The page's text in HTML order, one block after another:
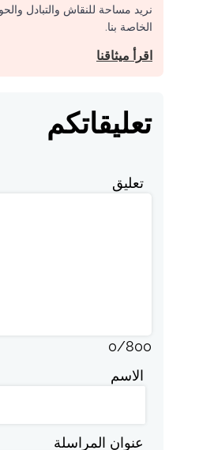
نريد مساحة للنقاش والتبادل
الخاصة بنا.
اقرأ ميثاقنا
تعليقاتكم
تعليق
0/800
الاسم
عنوان المراسلة